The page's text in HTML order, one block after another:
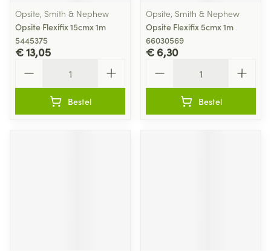
Opsite, Smith & Nephew
Opsite Flexifix 15cmx 1m
5445375
€ 13,05
Bestel
Opsite, Smith & Nephew
Opsite Flexifix 5cmx 1m
66030569
€ 6,30
Bestel